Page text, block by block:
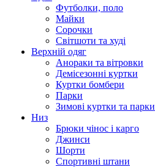
Футболки, поло
Майки
Сорочки
Світшоти та худі
Верхній одяг
Анораки та вітровки
Демісезонні куртки
Куртки бомбери
Парки
Зимові куртки та парки
Низ
Брюки чінос і карго
Джинси
Шорти
Спортивні штани